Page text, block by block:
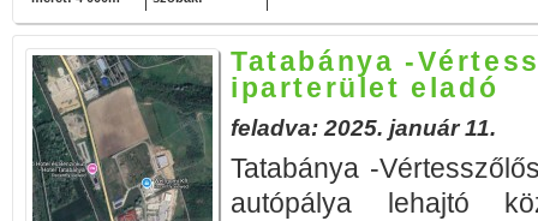
Tatabánya -
iparterület eladó
feladva: 2025. január 11.
Tatabánya -
autópálya lehajtó